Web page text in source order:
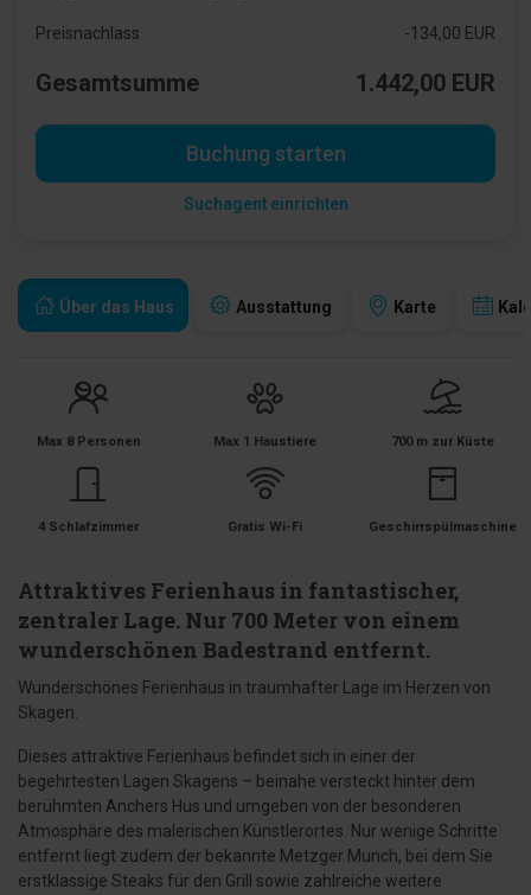
Über das Haus Ausstattung Karte
Max 8 Personen Max 1 Haustiere 700 m zur Küste
4 Schlafzimmer Gratis Wi-Fi Geschirrspülmaschine
Attraktives Ferienhaus in fantastischer,
zentraler Lage. Nur 700 Meter von einem
wunderschönen Badestrand entfernt.
Wunderschönes Ferienhaus in traumhafter Lage im Herzen von
Skagen.
Dieses attraktive Ferienhaus befindet sich in einer der
begehrtesten Lagen Skagens – beinahe versteckt hinter dem
berühmten Anchers Hus und umgeben von der besonderen
Atmosphäre des malerischen Künstlerortes. Nur wenige Schritte
entfernt liegt zudem der bekannte Metzger Munch, bei dem Sie
erstklassige Steaks für den Grill sowie zahlreiche weitere
Preisnachlass -134,00 EUR
Gesamtsumme 1.442,00 EUR
Buchung starten
Suchagent einrichten